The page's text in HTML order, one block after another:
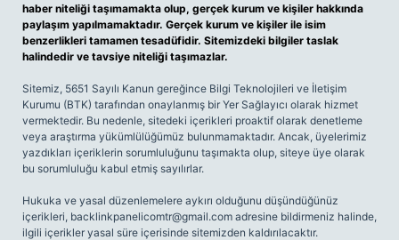
haber niteliği taşımamakta olup, gerçek kurum ve kişiler hakkında
paylaşım yapılmamaktadır. Gerçek kurum ve kişiler ile isim
benzerlikleri tamamen tesadüfidir. Sitemizdeki bilgiler taslak
halindedir ve tavsiye niteliği taşımazlar.
Sitemiz, 5651 Sayılı Kanun gereğince Bilgi Teknolojileri ve İletişim
Kurumu (BTK) tarafından onaylanmış bir Yer Sağlayıcı olarak hizmet
vermektedir. Bu nedenle, sitedeki içerikleri proaktif olarak denetleme
veya araştırma yükümlülüğümüz bulunmamaktadır. Ancak, üyelerimiz
yazdıkları içeriklerin sorumluluğunu taşımakta olup, siteye üye olarak
bu sorumluluğu kabul etmiş sayılırlar.
Hukuka ve yasal düzenlemelere aykırı olduğunu düşündüğünüz
içerikleri, backlinkpanelicomtr@gmail.com adresine bildirmeniz halinde,
ilgili içerikler yasal süre içerisinde sitemizden kaldırılacaktır.